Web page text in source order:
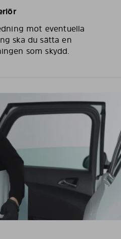
mot eventuella
ska du sätta en
som skydd.